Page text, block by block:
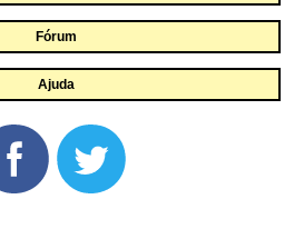
Fórum
Ajuda